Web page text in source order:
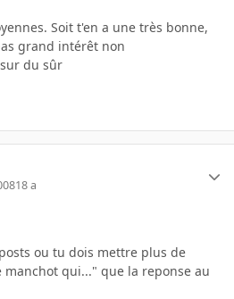
Soit t'en a une très bonne,
grand intérêt non
du sûr
18 a
ou tu dois mettre plus de
manchot qui..." que la reponse au